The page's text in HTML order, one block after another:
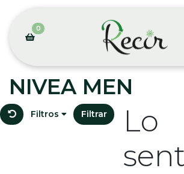
0
NIVEA MEN
Filtros Filtrar
Lo